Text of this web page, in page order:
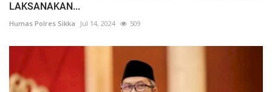
LAKSANAKAN...
Humas Polres Sikka Jul 14, 2024 509